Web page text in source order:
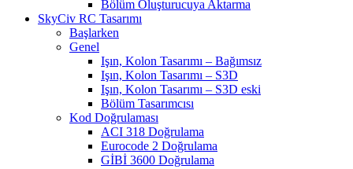
Bölüm Oluşturucuya Aktarma
SkyCiv RC Tasarımı
Başlarken
Genel
Işın, Kolon Tasarımı – Bağımsız
Işın, Kolon Tasarımı – S3D
Işın, Kolon Tasarımı – S3D eski
Bölüm Tasarımcısı
Kod Doğrulaması
ACI 318 Doğrulama
Eurocode 2 Doğrulama
GİBİ 3600 Doğrulama